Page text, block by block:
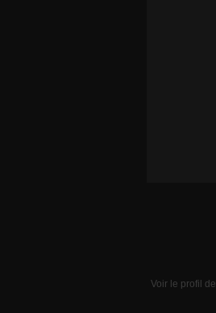
Voir le profil de